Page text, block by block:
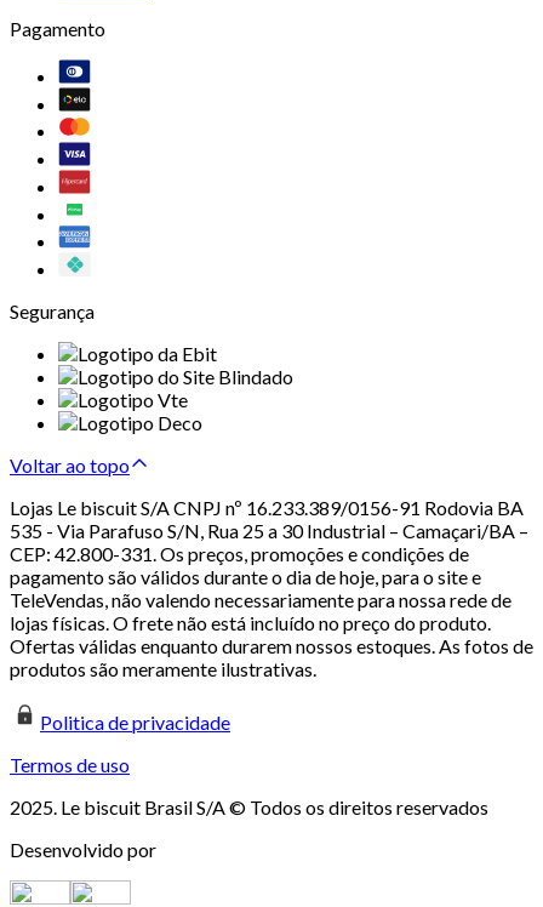
Pagamento
Segurança
Voltar ao topo
Lojas Le biscuit S/A CNPJ nº 16.233.389/0156-91 Rodovia BA
535 - Via Parafuso S/N, Rua 25 a 30 Industrial – Camaçari/BA –
CEP: 42.800-331. Os preços, promoções e condições de
pagamento são válidos durante o dia de hoje, para o site e
TeleVendas, não valendo necessariamente para nossa rede de
lojas físicas. O frete não está incluído no preço do produto.
Ofertas válidas enquanto durarem nossos estoques. As fotos de
produtos são meramente ilustrativas.
Politica de privacidade
Termos de uso
2025. Le biscuit Brasil S/A © Todos os direitos reservados
Desenvolvido por